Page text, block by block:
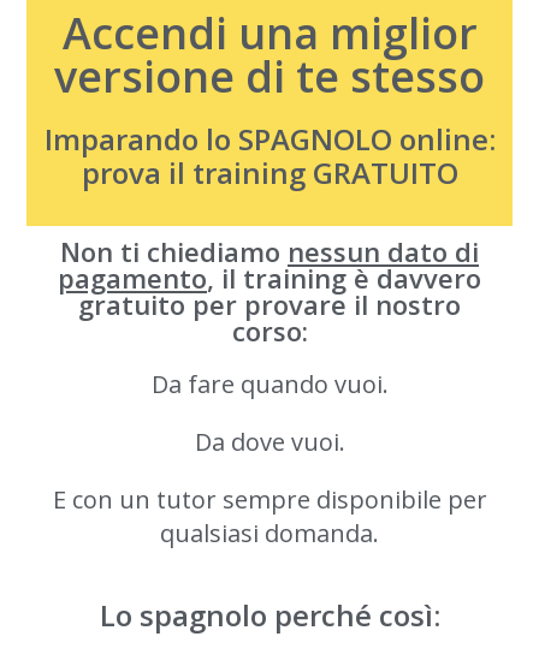
Accendi una miglior
versione di te stesso
Imparando lo SPAGNOLO online:
prova il training GRATUITO
Non ti chiediamo nessun dato di
pagamento, il training è davvero
gratuito per provare il nostro
corso:
Da fare quando vuoi.
Da dove vuoi.
E con un tutor sempre disponibile per
qualsiasi domanda.
Lo spagnolo perché così: